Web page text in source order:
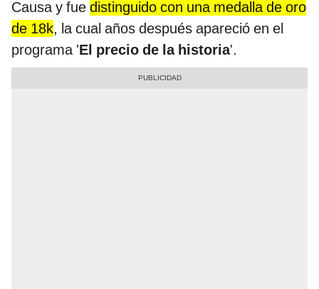
Causa y fue distinguido con una medalla de oro
de 18k, la cual años después apareció en el
programa 'El precio de la historia'.